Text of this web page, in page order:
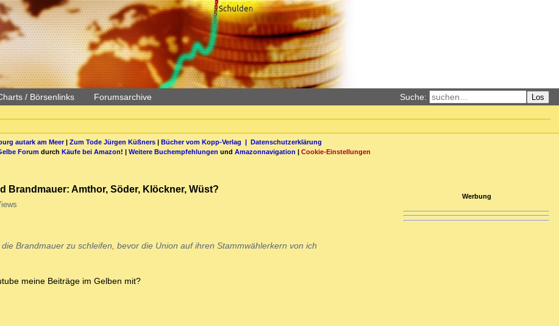
/ Börsenlinks Forumsarchive Suche: Los
autark am Meer| Zum Tode Jürgen Küßners| Bücher vom Kopp-Verlag | Datenschutzerklärung
Forum durch Käufe bei Amazon! | Weitere Buchempfehlungen und Amazonnavigation | Cookie-Einstellungen
Brandmauer: Amthor, Söder, Klöckner, Wüst?
Brandmauer zu schleifen, bevor die Union auf ihren Stammwählerkern von ich
meine Beiträge im Gelben mit?
Werbung